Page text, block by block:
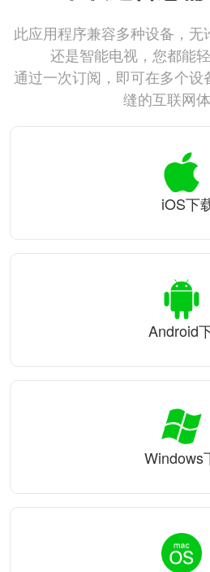
此应用程序兼容多种设备，
还是智能电视，您都能
通过一次订阅，即可在多个
缝的互联网体
iOS下
Android
Windows